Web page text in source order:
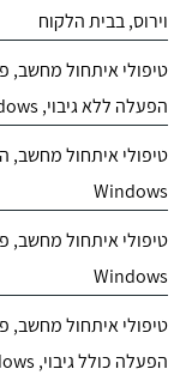
ידע-
וירוס, בבית הלקוח
טיפולי איתחול
הפעלה ללא גיבוי, Windows
טיפולי איתחול
Windows
טיפולי איתחול
Windows
טיפולי איתחול
הפעלה כולל גיבוי, Windows